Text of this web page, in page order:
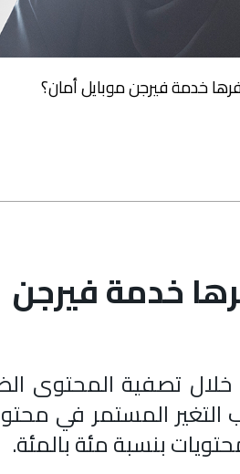
خدمة فيرجن موبايل أمان؟
خدمة فيرجن
تصفية المحتوى
المستمر في
بنسبة مئة بالمئة.